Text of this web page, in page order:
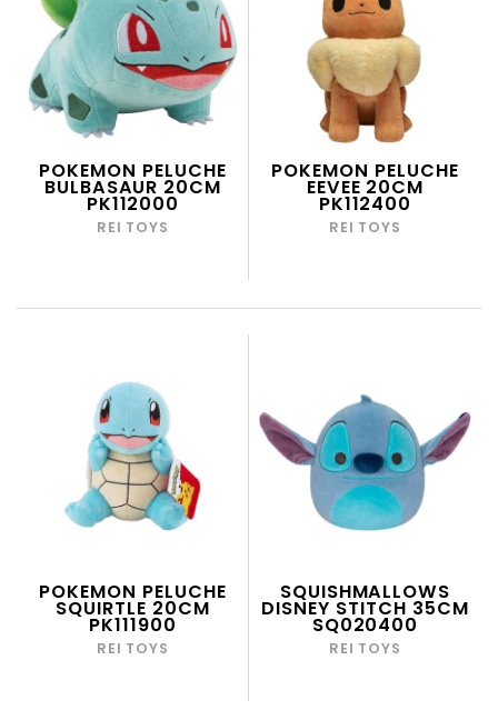
POKEMON PELUCHE
BULBASAUR 20CM
PK112000
REI TOYS
POKEMON PELUCHE
EEVEE 20CM
PK112400
REI TOYS
POKEMON PELUCHE
SQUIRTLE 20CM
PK111900
REI TOYS
SQUISHMALLOWS
DISNEY STITCH 35CM
SQ020400
REI TOYS